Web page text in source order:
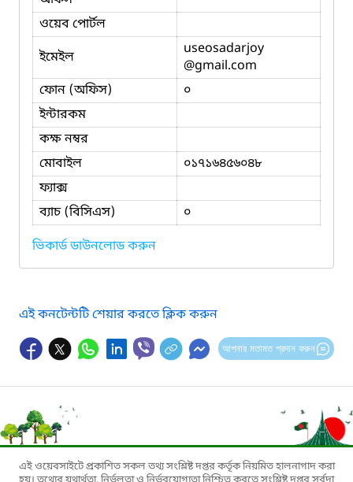
ওয়েব পোর্টল
ইমেইল
useosadarjoy
@gmail.com
ফোন (অফিস)
০
ইন্টারকম
কক্ষ নম্বর
মোবাইল
০১৭১৬৪৫৬০৪৮
ফ্যাক্স
ব্যাচ (বিসিএস)
০
ভিকার্ড ডাউনলোড করুন
এই কনটেন্টটি শেয়ার করতে ক্লিক করুন
আপনার মতামত প্রদান করুন
এই ওয়েবসাইটে প্রকাশিত সকল তথ্য সংশ্লিষ্ট দপ্তর কর্তৃক নিয়মিত হালনাগাদ করা